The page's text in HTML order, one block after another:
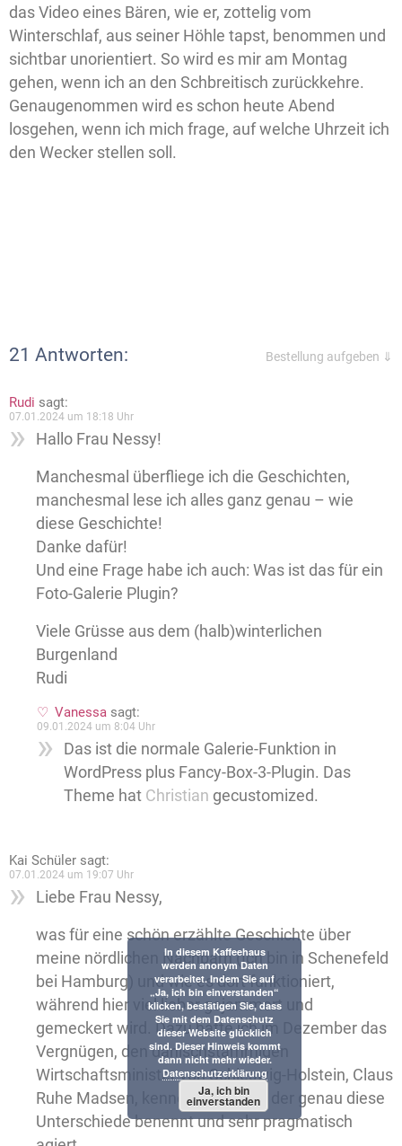
das Video eines Bären, wie er, zottelig vom
Winterschlaf, aus seiner Höhle tapst, benommen und
sichtbar unorientiert. So wird es mir am Montag
gehen, wenn ich an den Schbreitisch zurückkehre.
Genaugenommen wird es schon heute Abend
losgehen, wenn ich mich frage, auf welche Uhrzeit ich
den Wecker stellen soll.
21 Antworten: Bestellung aufgeben ⇓
Rudi sagt:
07.01.2024 um 18:18 Uhr
Hallo Frau Nessy!
Manchesmal überfliege ich die Geschichten,
manchesmal lese ich alles ganz genau – wie
diese Geschichte!
Danke dafür!
Und eine Frage habe ich auch: Was ist das für ein
Foto-Galerie Plugin?
Viele Grüsse aus dem (halb)winterlichen
Burgenland
Rudi
Vanessa sagt:
09.01.2024 um 8:04 Uhr
Das ist die normale Galerie-Funktion in
WordPress plus Fancy-Box-3-Plugin. Das
Theme hat Christian gecustomized.
Kai Schüler sagt:
07.01.2024 um 19:07 Uhr
Liebe Frau Nessy,
was für eine schön erzählte Geschichte über
meine nördlichen Nachbarn (Ich bin in Schenefeld
bei Hamburg) und wie es dort funktioniert,
während hier viel lieber gejammert und
gemeckert wird. Dazu hatte ich im Dezember das
Vergnügen, den dänischstämmigen
Wirtschaftsminister von Schleswig-Holstein, Claus
Ruhe Madsen, kennen zu lernen, der genau diese
Unterschiede benennt und sehr pragmatisch
In diesem Kaffeehaus
werden anonym Daten
verarbeitet. Indem Sie auf
„Ja, ich bin einverstanden“
klicken, bestätigen Sie, dass
Sie mit dem Datenschutz
dieser Website glücklich
sind. Dieser Hinweis kommt
dann nicht mehr wieder.
Datenschutzerklärung
Ja, ich bin
einverstanden